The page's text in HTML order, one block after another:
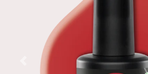
Vorige